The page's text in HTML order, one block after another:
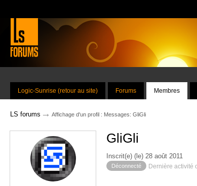
Logic-Sunrise (retour au site) Forums Membres
LS forums → Affichage d'un profil : Messages: GliGli
GliGli
Inscrit(e) (le) 28 août 2011
Déconnecté Dernière activité